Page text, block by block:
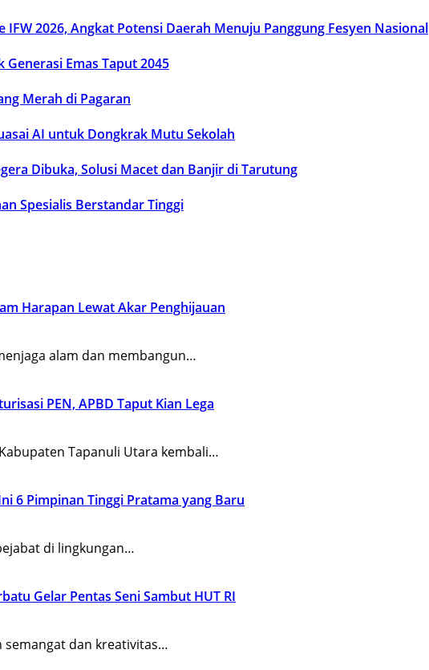
2026, Angkat Potensi Daerah Menuju Panggung Fesyen Nasional
Generasi Emas Taput 2045
Merah di Pagaran
AI untuk Dongkrak Mutu Sekolah
Dibuka, Solusi Macet dan Banjir di Tarutung
Spesialis Berstandar Tinggi
Harapan Lewat Akar Penghijauan
alam dan membangun…
PEN, APBD Taput Kian Lega
Kabupaten Tapanuli Utara kembali…
6 Pimpinan Tinggi Pratama yang Baru
di lingkungan…
Gelar Pentas Seni Sambut HUT RI
semangat dan kreativitas…